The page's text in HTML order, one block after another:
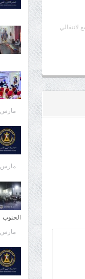
لانتقالي
مارس 14, 2026
مارس 10, 2026
الجنوب
مارس 10, 2026